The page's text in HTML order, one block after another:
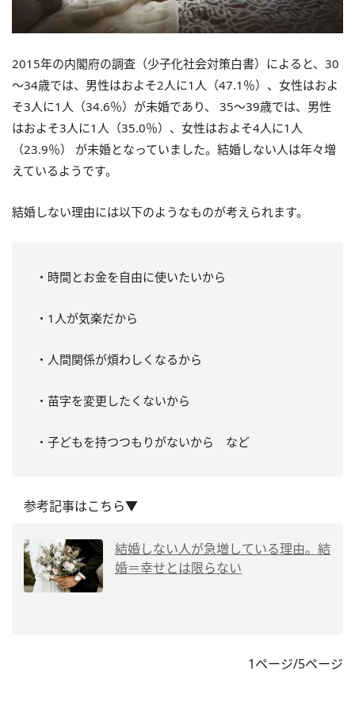
2015年の内閣府の調査（少子化社会対策白書）によると、30
～34歳では、男性はおよそ2人に1人（47.1％）、女性はおよ
そ3人に1人（34.6％）が未婚であり、 35～39歳では、男性
はおよそ3人に1人（35.0％）、女性はおよそ4人に1人
（23.9％） が未婚となっていました。結婚しない人は年々増
えているようです。
結婚しない理由には以下のようなものが考えられます。
・時間とお金を自由に使いたいから
・1人が気楽だから
・人間関係が煩わしくなるから
・苗字を変更したくないから
・子どもを持つつもりがないから など
参考記事はこちら▼
結婚しない人が急増している理由。結
婚＝幸せとは限らない
1ページ/5ページ